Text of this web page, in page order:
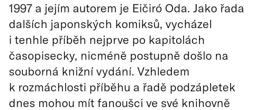
1997 a jejím autorem je Eičiró Oda. Jako řada
dalších japonských komiksů, vycházel
i tenhle příběh nejprve po kapitolách
časopisecky, nicméně postupně došlo na
souborná knižní vydání. Vzhledem
k rozmáchlosti příběhu a řadě podzápletek
dnes mohou mít fanoušci ve své knihovně